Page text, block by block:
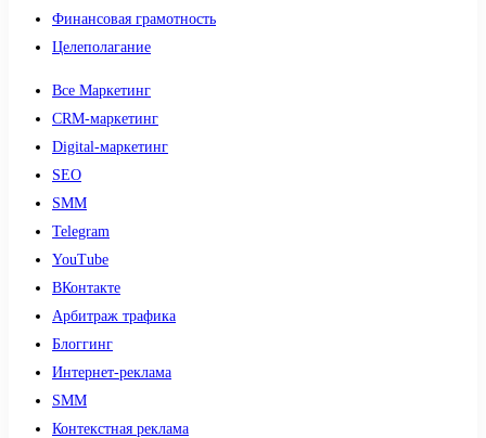
Финансовая грамотность
Целеполагание
Все Маркетинг
CRM-маркетинг
Digital-маркетинг
SEO
SMM
Telegram
YouTube
ВКонтакте
Арбитраж трафика
Блоггинг
Интернет-реклама
SMM
Контекстная реклама